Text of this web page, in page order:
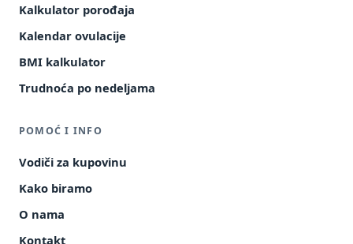
Kalkulator porođaja
Kalendar ovulacije
BMI kalkulator
Trudnoća po nedeljama
POMOĆ I INFO
Vodiči za kupovinu
Kako biramo
O nama
Kontakt